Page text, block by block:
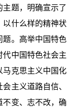
题，明确宣示了
以什么样的精神状
题。高举中国特色
代中国特色社会主
马克思主义中国化
主义道路自信、
不变、志不改，确